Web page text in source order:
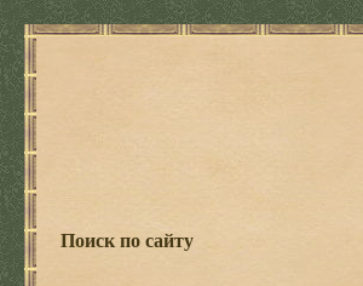
Поиск по сайту